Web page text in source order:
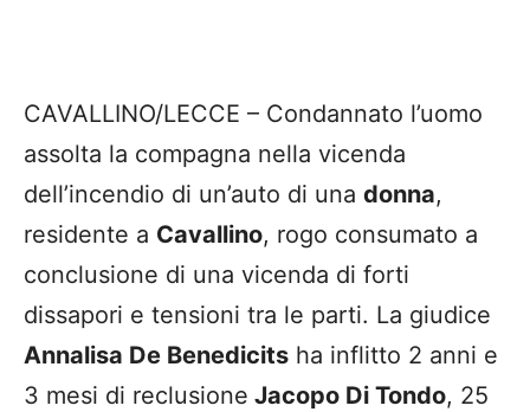
CAVALLINO/LECCE – Condannato l’uomo
assolta la compagna nella vicenda
dell’incendio di un’auto di una donna,
residente a Cavallino, rogo consumato a
conclusione di una vicenda di forti
dissapori e tensioni tra le parti. La giudice
Annalisa De Benedicits ha inflitto 2 anni e
3 mesi di reclusione Jacopo Di Tondo, 25